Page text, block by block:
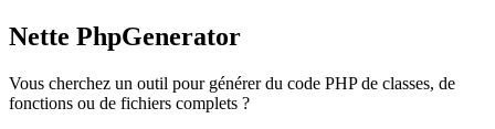
Nette PhpGenerator
Vous cherchez un outil pour générer du code PHP de classes, de
fonctions ou de fichiers complets ?